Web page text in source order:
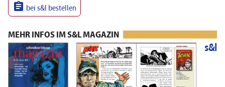
 bei s&l bestellen
MEHR INFOS IM S&L MAGAZIN
s&l